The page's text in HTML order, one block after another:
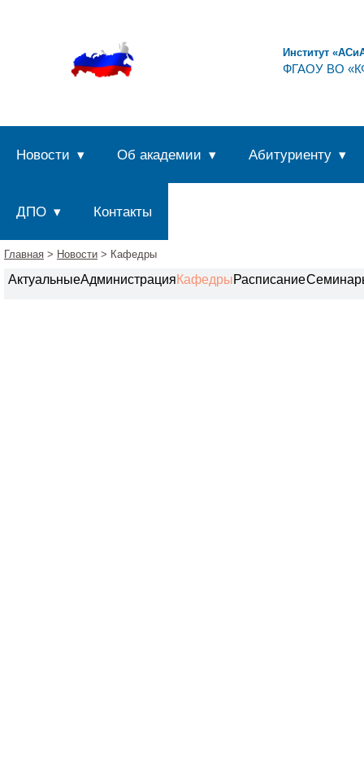
Институт
ФГАОУ ВО
Новости Об академии Абитуриенту
ДПО Контакты
Главная > Новости > Кафедры
АктуальныеАдминистрация КафедрыРасписание